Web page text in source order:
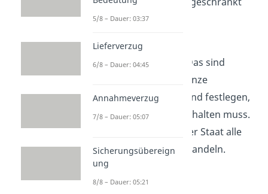
wird.
Objektiv-rechtliche
Gewährleistungen:
Das sind
Regeln, die für die ganze
Gesellschaft gelten und festlegen,
wie der Staat sich verhalten muss.
Zum Beispiel muss der Staat alle
Menschen gleich behandeln.
5/8 – Dauer: 03:37
Lieferverzug
6/8 – Dauer: 04:45
Annahmeverzug
7/8 – Dauer: 05:07
Sicherungsübereign
ung
8/8 – Dauer: 05:21